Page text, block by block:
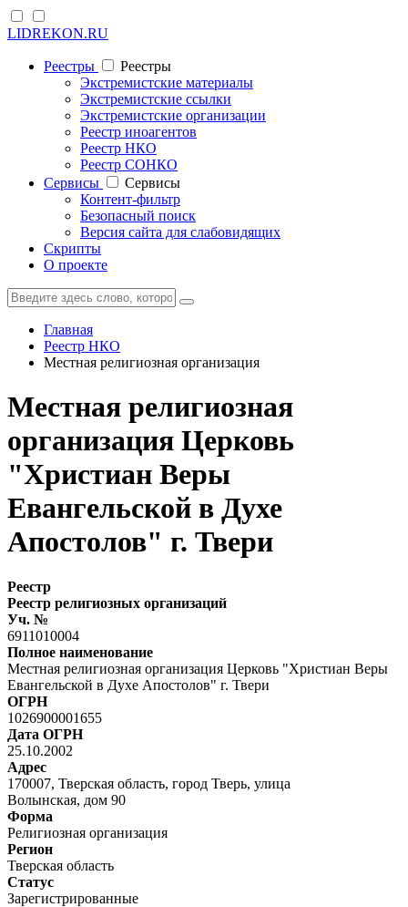
LIDREKON.RU
Реестры
Реестры
Экстремистские материалы
Экстремистские ссылки
Экстремистские организации
Реестр иноагентов
Реестр НКО
Реестр СОНКО
Cервисы
Cервисы
Контент-фильтр
Безопасный поиск
Версия сайта для слабовидящих
Скрипты
О проекте
Главная
Реестр НКО
Местная религиозная организация
Местная религиозная
организация Церковь
"Христиан Веры
Евангельской в Духе
Апостолов" г. Твери
Реестр
Реестр религиозных организаций
Уч. №
6911010004
Полное наименование
Местная религиозная организация Церковь "Христиан Веры
Евангельской в Духе Апостолов" г. Твери
ОГРН
1026900001655
Дата ОГРН
25.10.2002
Адрес
170007, Тверская область, город Тверь, улица
Волынская, дом 90
Форма
Религиозная организация
Регион
Тверская область
Статус
Зарегистрированные